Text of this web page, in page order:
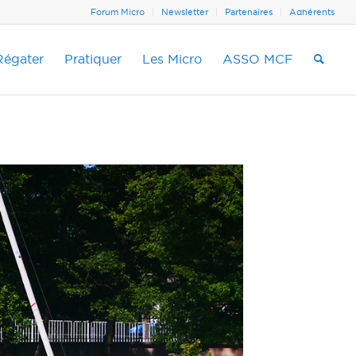
Forum Micro Newsletter Partenaires Adhérents
Pratiquer Les Micro ASSO MCF